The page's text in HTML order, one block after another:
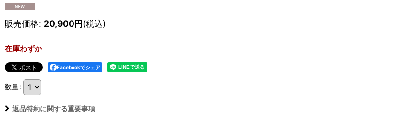
販売価格: 20,900円(税込)
在庫わずか
Facebookでシェア
数量:
返品特約に関する重要事項